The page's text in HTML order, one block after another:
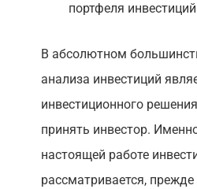
портфеля
В абсолютном
анализа инвестиций
инвестиционного
принять инвестор.
настоящей работе
рассматривается, прежде